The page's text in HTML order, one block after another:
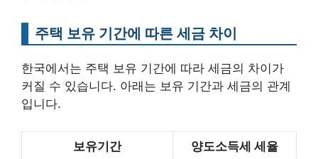
주택 보유 기간에 따른 세금 차이
한국에서는 주택 보유 기간에 따라 세금의 차이가
커질 수 있습니다. 아래는 보유 기간과 세금의 관계
입니다.
보유기간 양도소득세 세율